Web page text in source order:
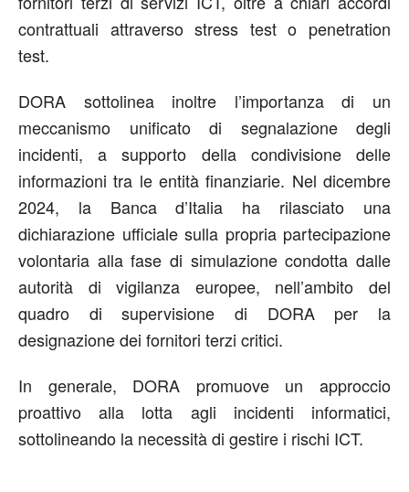
contrattuali attraverso stress test o penetration
test.
DORA sottolinea inoltre l’importanza di un
meccanismo unificato di segnalazione degli
incidenti, a supporto della condivisione delle
informazioni tra le entità finanziarie. Nel dicembre
2024, la Banca d’Italia ha rilasciato una
dichiarazione ufficiale sulla propria partecipazione
volontaria alla fase di simulazione condotta dalle
autorità di vigilanza europee, nell’ambito del
quadro di supervisione di DORA per la
designazione dei fornitori terzi critici.
In generale, DORA promuove un approccio
proattivo alla lotta agli incidenti informatici,
sottolineando la necessità di gestire i rischi ICT.